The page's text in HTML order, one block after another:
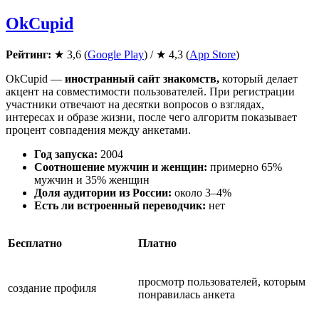
OkCupid
Рейтинг: ★ 3,6 (Google Play) / ★ 4,3 (App Store)
OkCupid — иностранный сайт знакомств, который делает
акцент на совместимости пользователей. При регистрации
участники отвечают на десятки вопросов о взглядах,
интересах и образе жизни, после чего алгоритм показывает
процент совпадения между анкетами.
Год запуска: 2004
Соотношение мужчин и женщин: примерно 65%
мужчин и 35% женщин
Доля аудитории из России: около 3–4%
Есть ли встроенный переводчик: нет
Бесплатно Платно
создание профиля
просмотр пользователей, которым
понравилась анкета